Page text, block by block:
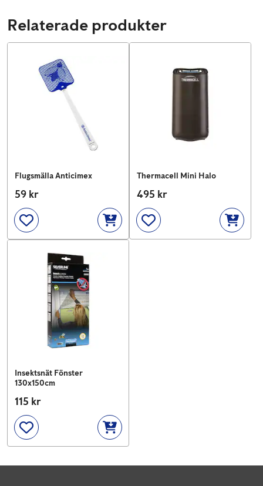
Relaterade produkter
Flugsmälla Anticimex
Pris:59 kr
59 kr
Thermacell Mini Halo
Pris: 495 kr
495 kr
Insektsnät Fönster
130x150cm
Pris :115 kr
115 kr